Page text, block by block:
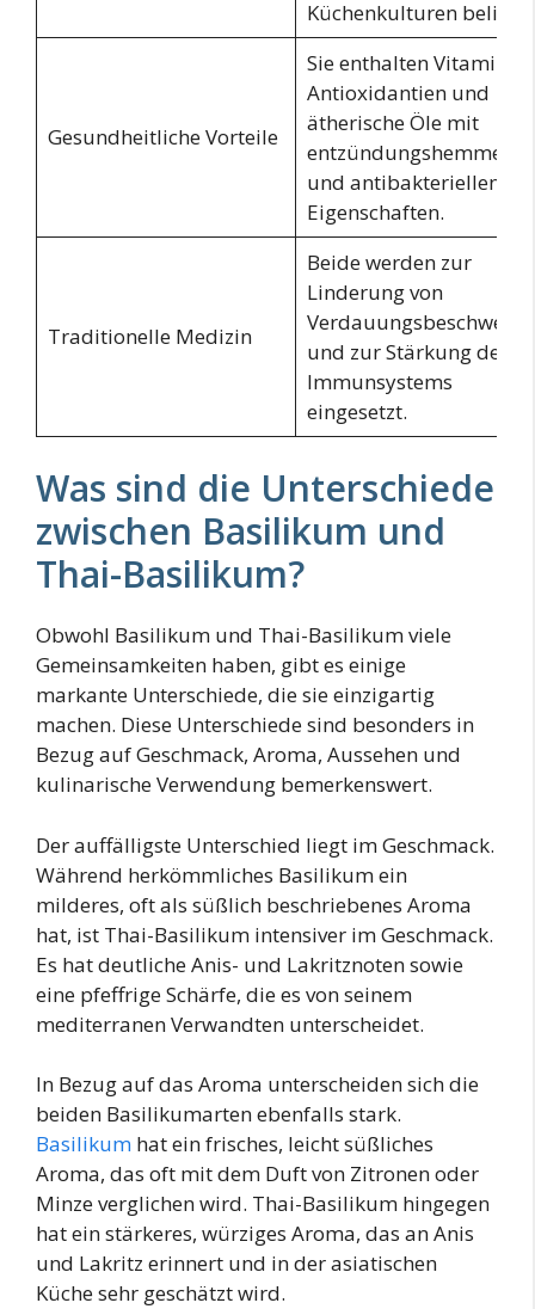
Küchenkulturen beliebt.
Gesundheitliche Vorteile
Sie enthalten Vitamine,
Antioxidantien und
ätherische Öle mit
und antibakteriellen
Eigenschaften.
Traditionelle Medizin
Beide werden zur
Linderung von
und zur Stärkung des
Immunsystems
eingesetzt.
Was sind die Unterschiede
zwischen Basilikum und
Thai-Basilikum?
Obwohl Basilikum und Thai-Basilikum viele
Gemeinsamkeiten haben, gibt es einige
markante Unterschiede, die sie einzigartig
machen. Diese Unterschiede sind besonders in
Bezug auf Geschmack, Aroma, Aussehen und
kulinarische Verwendung bemerkenswert.
Der auffälligste Unterschied liegt im Geschmack.
Während herkömmliches Basilikum ein
milderes, oft als süßlich beschriebenes Aroma
hat, ist Thai-Basilikum intensiver im Geschmack.
Es hat deutliche Anis- und Lakritznoten sowie
eine pfeffrige Schärfe, die es von seinem
mediterranen Verwandten unterscheidet.
In Bezug auf das Aroma unterscheiden sich die
beiden Basilikumarten ebenfalls stark.
Basilikum hat ein frisches, leicht süßliches
Aroma, das oft mit dem Duft von Zitronen oder
Minze verglichen wird. Thai-Basilikum hingegen
hat ein stärkeres, würziges Aroma, das an Anis
und Lakritz erinnert und in der asiatischen
Küche sehr geschätzt wird.